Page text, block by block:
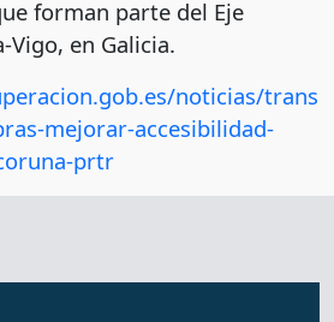
forman parte del Eje
en Galicia.
noticias/trans
mejorar-accesibilidad-
prtr